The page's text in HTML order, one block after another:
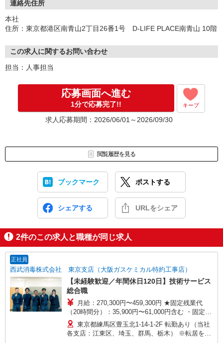
★面接実施後、合格者には入社日・待遇等をご提示いたします。入
社日は相談に応じます。
※経験者の方は、スキル確認を目的とした実技確認を行う場合があ
なるべく多くの方とお会いしたいと考えております！
少しでも気になった方は、お気軽にご応募ください。
連絡先住所
本社
住所：東京都港区南青山2丁目26番1号 D-LIFE PLACE南青山 10階
この求人に関するお問い合わせ
担当：人事担当
応募画面へ進む
1分で応募完了!! キープ
求人応募期間：2026/06/01～2026/09/30
閲覧履歴を見る
ブックマーク ポストする
シェアする URLをシェア
2件のこの求人と職種が同じ求人
正社員
西武消毒株式会社 東京支店（大阪ガスケミカル特約工事店）
【未経験歓迎／年間休日120日】技術サービス
総合職
月給：270,300円〜459,300円 ★固定残業代
（20時間分）：35,900円〜61,000円含む ・固定残
業時間を超えた勤務時間については別途残業代を
支給します 給与は年齢、スキル、経験により決定
します。 【給与例】基本給＋職務給＋固定残業代
東京都練馬区豊玉北1-14-1-2F 転勤あり（当社
各支店：江東区、埼玉、群馬、栃木） ※転居を伴